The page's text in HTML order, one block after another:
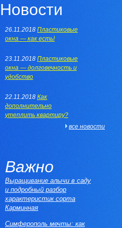
Новости
26.11.2018 Пластиковые
окна — как есть!
23.11.2018 Пластиковые
окна — долговечность и
удобство
22.11.2018 Как
дополнительно
утеплить квартиру?
все новости
Важно
Выращивание алычи в саду
и подробный разбор
характеристик сорта
Карминная
Симферополь мечты: как